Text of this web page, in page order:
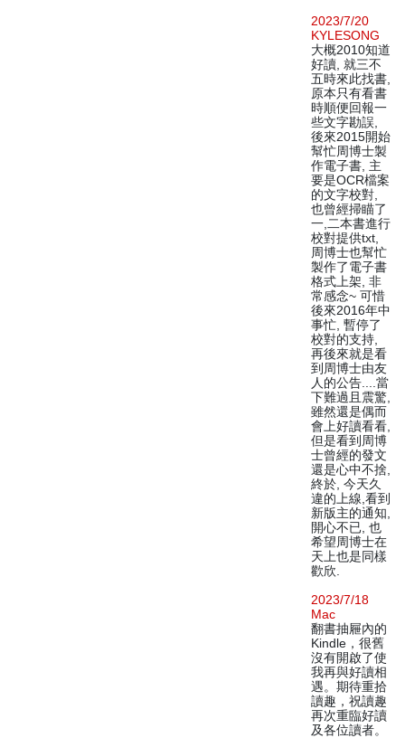
2023/7/20
KYLESONG
大概2010知道
好讀, 就三不
五時來此找書,
原本只有看書
時順便回報一
些文字勘誤,
後來2015開始
幫忙周博士製
作電子書, 主
要是OCR檔案
的文字校對,
也曾經掃瞄了
一,二本書進行
校對提供txt,
周博士也幫忙
製作了電子書
格式上架, 非
常感念~ 可惜
後來2016年中
事忙, 暫停了
校對的支持,
再後來就是看
到周博士由友
人的公告....當
下難過且震驚,
雖然還是偶而
會上好讀看看,
但是看到周博
士曾經的發文
還是心中不捨,
終於, 今天久
違的上線,看到
新版主的通知,
開心不已, 也
希望周博士在
天上也是同樣
歡欣.
2023/7/18
Mac
翻書抽屜內的
Kindle，很舊
沒有開啟了使
我再與好讀相
遇。期待重拾
讀趣，祝讀趣
再次重臨好讀
及各位讀者。